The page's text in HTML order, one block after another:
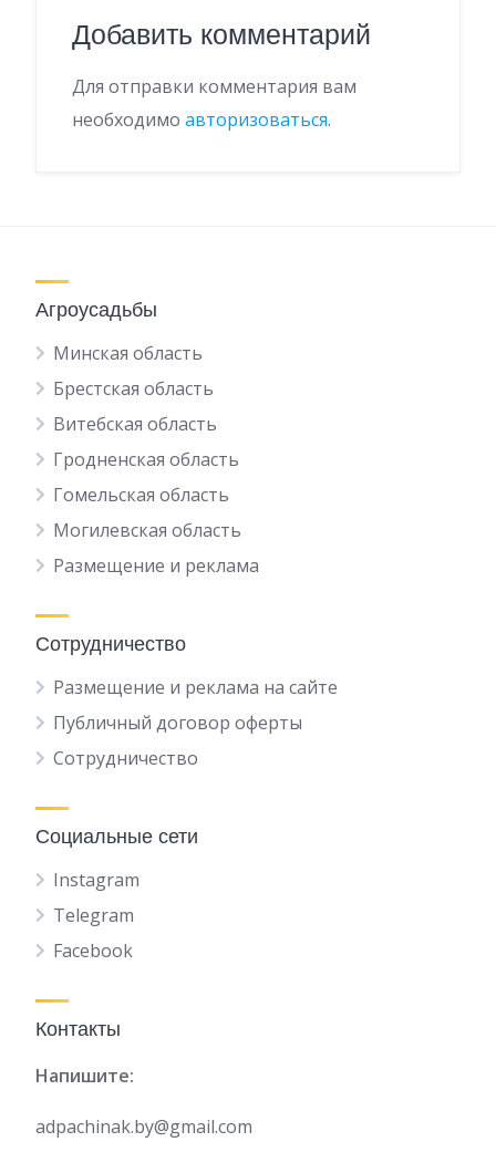
Добавить комментарий
Для отправки комментария вам
необходимо авторизоваться.
Агроусадьбы
Минская область
Брестская область
Витебская область
Гродненская область
Гомельская область
Могилевская область
Размещение и реклама
Сотрудничество
Размещение и реклама на сайте
Публичный договор оферты
Сотрудничество
Социальные сети
Instagram
Telegram
Facebook
Контакты
Напишите:
adpachinak.by@gmail.com